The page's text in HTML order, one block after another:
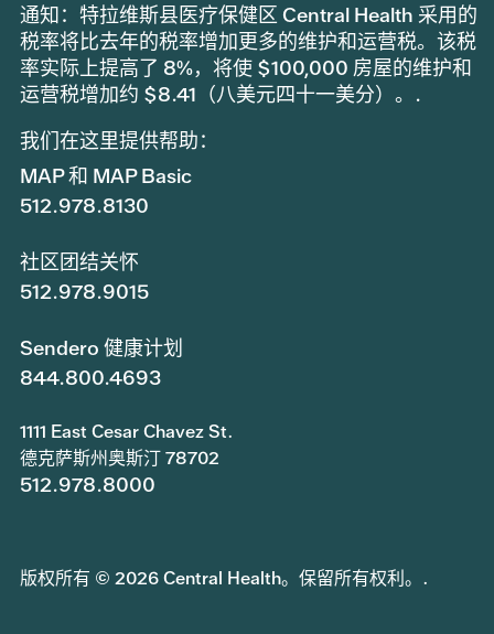
通知：特拉维斯县医疗保健区 Central Health 采用的
税率将比去年的税率增加更多的维护和运营税。该税
率实际上提高了 8%，将使 $100,000 房屋的维护和
运营税增加约 $8.41（八美元四十一美分）。.
我们在这里提供帮助：
MAP 和 MAP Basic
512.978.8130
社区团结关怀
512.978.9015
Sendero 健康计划
844.800.4693
1111 East Cesar Chavez St.
德克萨斯州奥斯汀 78702
512.978.8000
版权所有 © 2026 Central Health。保留所有权利。.